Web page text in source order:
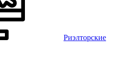
Риэлторские